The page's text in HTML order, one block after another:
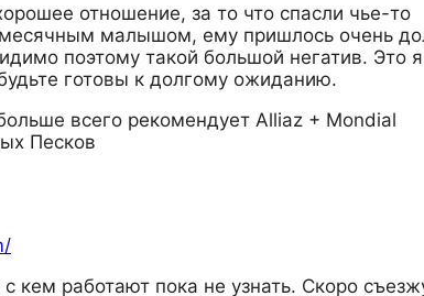
отношение, за то что спасли чье-то
месячным малышом, ему пришлось очень
поэтому такой большой негатив. Это
готовы к долгому ожиданию.
всего рекомендует Alliaz + Mondial
Песков
кем работают пока не узнать. Скоро